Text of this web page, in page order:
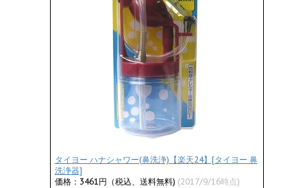
タイヨー ハナシャワー(鼻洗浄)【楽天24】[タイヨー 鼻
洗浄器]
価格：3461円（税込、送料無料) (2017/9/16時点)